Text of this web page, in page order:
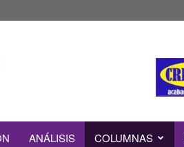
ANÁLISIS COLUMNAS